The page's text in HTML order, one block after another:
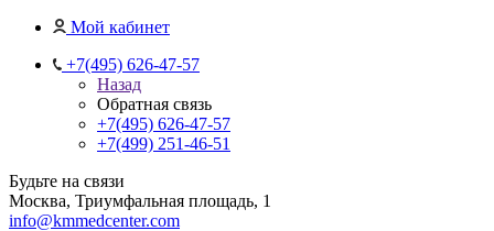
Мой кабинет
+7(495) 626-47-57
Назад
Обратная связь
+7(495) 626-47-57
+7(499) 251-46-51
Будьте на связи
Москва, Триумфальная площадь, 1
info@kmmedcenter.com